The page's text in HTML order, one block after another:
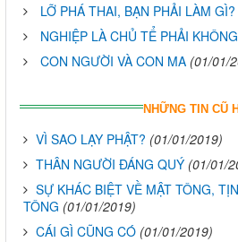
LỠ PHÁ THAI, BẠN PHẢI LÀM GÌ?
NGHIỆP LÀ CHỦ TỂ PHẢI
CON NGƯỜI VÀ CON MA (01/01/
NHỮNG TIN CŨ
VÌ SAO LẠY PHẬT? (01/01/2019)
THÂN NGƯỜI ĐÁNG QUÝ (01/01/
SỰ KHÁC BIỆT VỀ MẬT TÔNG,
TÔNG (01/01/2019)
CÁI GÌ CŨNG CÓ (01/01/2019)